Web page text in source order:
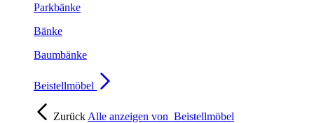
Parkbänke
Bänke
Baumbänke
Beistellmöbel
Zurück Alle anzeigen von Beistellmöbel